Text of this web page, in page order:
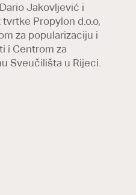
Jakovljević i
Propylon d.o.o,
za popularizaciju i
i Centrom za
Sveučilišta u Rijeci.